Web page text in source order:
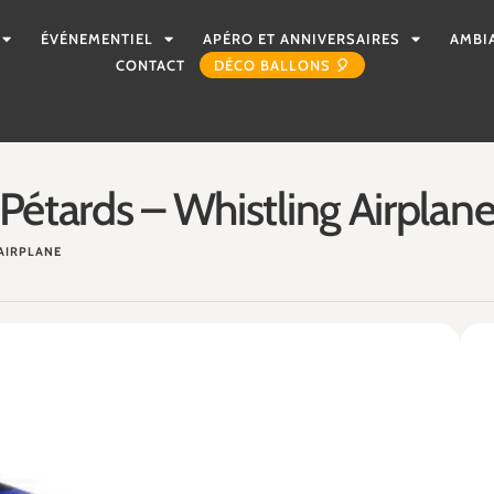
ÉVÉNEMENTIEL APÉRO ET ANNIVERSAIRES
CONTACT
DÉCO BALLONS 🎈
– Whistling